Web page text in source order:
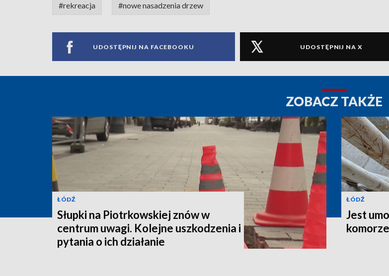
#rekreacja #nowe nasadzenia drzew
UDOSTĘPNIJ NA FACEBOOKU UDOSTĘPNIJ NA X
ZOBACZ TAKŻE
ŁÓDŹ
Słupki na Piotrkowskiej znów w
centrum uwagi. Kolejne uszkodzenia i
pytania o ich działanie
ŁÓDŹ
Jest